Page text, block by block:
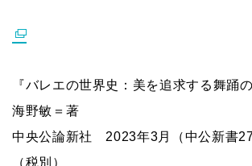
『バレエの世界史：美を追求する舞踊
海野敏＝著
中央公論新社 2023年3月（中公新書
（税別）